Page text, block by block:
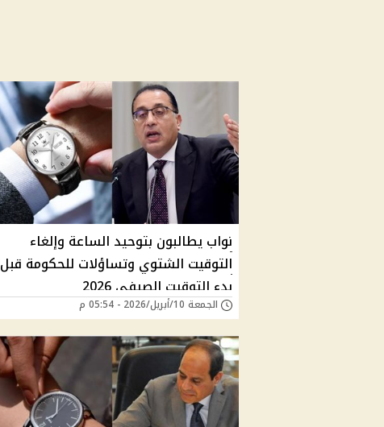
نواب يطالبون بتوحيد الساعة وإلغاء
التوقيت الشتوي وتساؤلات للحكومة قبل
بدء التوقيت الصيفي 2026
الجمعة 10/أبريل/2026 - 05:54 م